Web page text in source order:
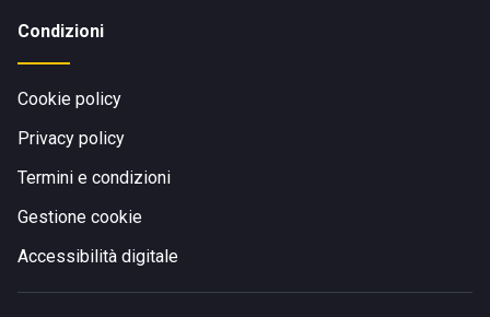
Condizioni
Cookie policy
Privacy policy
Termini e condizioni
Gestione cookie
Accessibilità digitale